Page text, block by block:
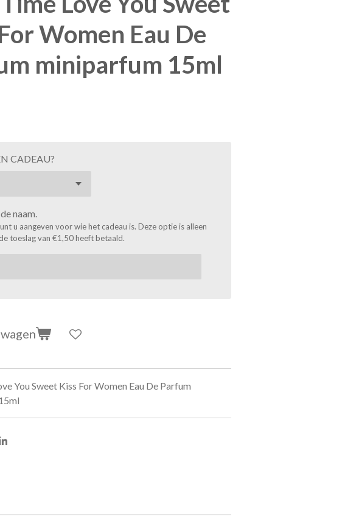
Women Eau De
miniparfum 15ml
CADEAU?
naam.
u aangeven voor wie het cadeau is. Deze optie is alleen
toeslag van €1,50 heeft betaald.
You Sweet Kiss For Women Eau De Parfum
S